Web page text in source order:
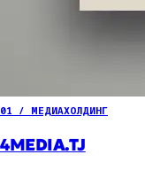
01 / МЕДИАХОЛДИНГ
4MEDIA.TJ